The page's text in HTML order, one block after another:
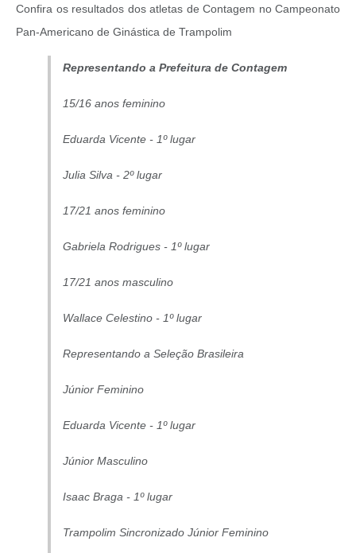
Confira os resultados dos atletas de Contagem no Campeonato
Pan-Americano de Ginástica de Trampolim
Representando a Prefeitura de Contagem
15/16 anos feminino
Eduarda Vicente - 1º lugar
Julia Silva - 2º lugar
17/21 anos feminino
Gabriela Rodrigues - 1º lugar
17/21 anos masculino
Wallace Celestino - 1º lugar
Representando a Seleção Brasileira
Júnior Feminino
Eduarda Vicente - 1º lugar
Júnior Masculino
Isaac Braga - 1º lugar
Trampolim Sincronizado Júnior Feminino